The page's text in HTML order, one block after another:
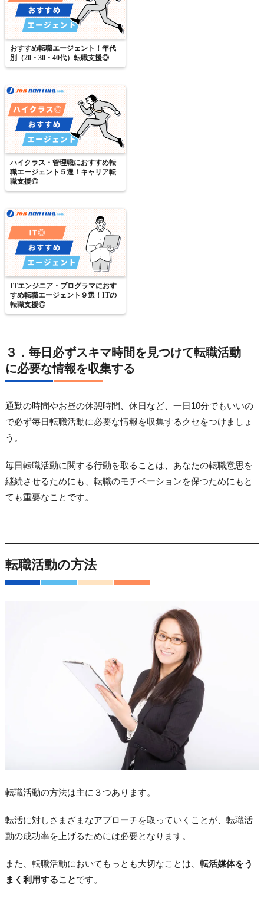
おすすめ転職エージェント！年代
別（20・30・40代）転職支援◎
ハイクラス・管理職におすすめ転
職エージェント５選！キャリア転
職支援◎
ITエンジニア・プログラマにおす
すめ転職エージェント９選！ITの
転職支援◎
３．毎日必ずスキマ時間を見つけて転職活動
に必要な情報を収集する
通勤の時間やお昼の休憩時間、休日など、一日10分でもいいの
で必ず毎日転職活動に必要な情報を収集するクセをつけましょ
う。
毎日転職活動に関する行動を取ることは、あなたの転職意思を
継続させるためにも、転職のモチベーションを保つためにもと
ても重要なことです。
転職活動の方法
転職活動の方法は主に３つあります。
転活に対しさまざまなアプローチを取っていくことが、転職活
動の成功率を上げるためには必要となります。
また、転職活動においてもっとも大切なことは、 転活媒体をう
まく利用することです。